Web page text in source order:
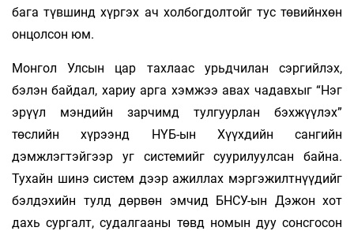
бага түвшинд хүргэх ач холбогдолтойг тус төвийнхөн
онцолсон юм.
Монгол Улсын цар тахлаас урьдчилан сэргийлэх,
бэлэн байдал, хариу арга хэмжээ авах чадавхыг “Нэг
эрүүл мэндийн зарчимд тулгуурлан бэхжүүлэх”
төслийн хүрээнд НҮБ-ын Хүүхдийн сангийн
дэмжлэгтэйгээр уг системийг суурилуулсан байна.
Тухайн шинэ систем дээр ажиллах мэргэжилтнүүдийг
бэлдэхийн тулд дөрвөн эмчид БНСУ-ын Дэжон хот
дахь сургалт, судалгааны төвд номын дуу сонсгосон